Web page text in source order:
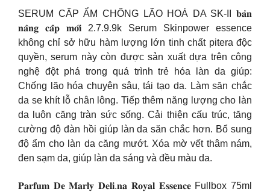
SERUM CẤP ẨM CHỐNG LÃO HOÁ DA SK-II 𝐛𝐚̉𝐧
𝐧𝐚̂𝐧𝐠 𝐜𝐚̂́𝐩 𝐦𝐨̛́𝐢 2.7.9.9k Serum Skinpower essence
không chỉ sở hữu hàm lượng lớn tinh chất pitera độc
quyền, serum này còn được sản xuất dựa trên công
nghệ đột phá trong quá trình trẻ hóa làn da giúp:
Chống lão hóa chuyên sâu, tái tạo da. Làm săn chắc
da se khít lỗ chân lông. Tiếp thêm năng lượng cho làn
da luôn căng tràn sức sống. Cải thiện cấu trúc, tăng
cường độ đàn hồi giúp làn da săn chắc hơn. Bổ sung
độ ẩm cho làn da căng mướt. Xóa mờ vết thâm nám,
đen sạm da, giúp làn da sáng và đều màu da.
𝐏𝐚𝐫𝐟𝐮𝐦 𝐃𝐞 𝐌𝐚𝐫𝐥𝐲 𝐃𝐞𝐥𝐢.𝐧𝐚 𝐑𝐨𝐲𝐚𝐥 𝐄𝐬𝐬𝐞𝐧𝐜𝐞 Fullbox 75ml